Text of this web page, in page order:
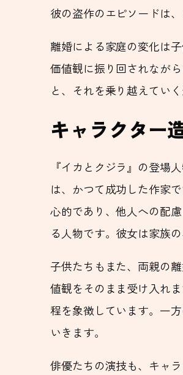
彼の盗作のエピソードは
離婚による家庭の変化は
価値観に振り回されなが
と、それを乗り越えてい
キャラクター
『イカとクジラ』の登場
は、かつて成功した作家
心的であり、他人への配
る人物です。彼女は家族
子供たちもまた、両親の
値観をそのまま受け入れ
程を象徴しています。一
いきます。
俳優たちの演技も、キャ